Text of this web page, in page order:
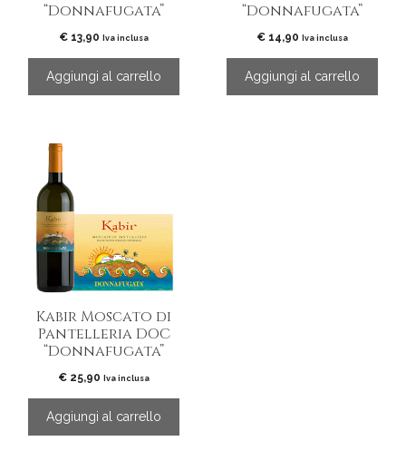
“Donnafugata”
€13,90 Iva inclusa
Aggiungi al carrello
“Donnafugata”
€14,90 Iva inclusa
Aggiungi al carrello
Kabir Moscato di
Pantelleria DOC
“Donnafugata”
€25,90 Iva inclusa
Aggiungi al carrello